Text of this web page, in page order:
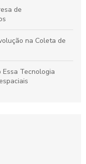
de
na Coleta de
Tecnologia
e Aplicações